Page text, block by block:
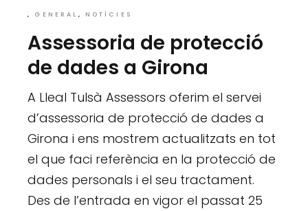
GENERAL NOTÍCIES
Assessoria de protecció
de dades a Girona
A Lleal Tulsà Assessors oferim el servei
d’assessoria de protecció de dades a
Girona i ens mostrem actualitzats en tot
el que faci referència en la protecció de
dades personals i el seu tractament.
Des de l’entrada en vigor el passat 25